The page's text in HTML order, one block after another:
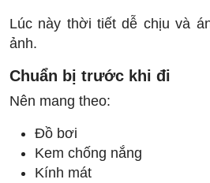
Lúc này thời tiết dễ chịu và
ảnh.
Chuẩn bị trước khi đi
Nên mang theo:
Đồ bơi
Kem chống nắng
Kính mát